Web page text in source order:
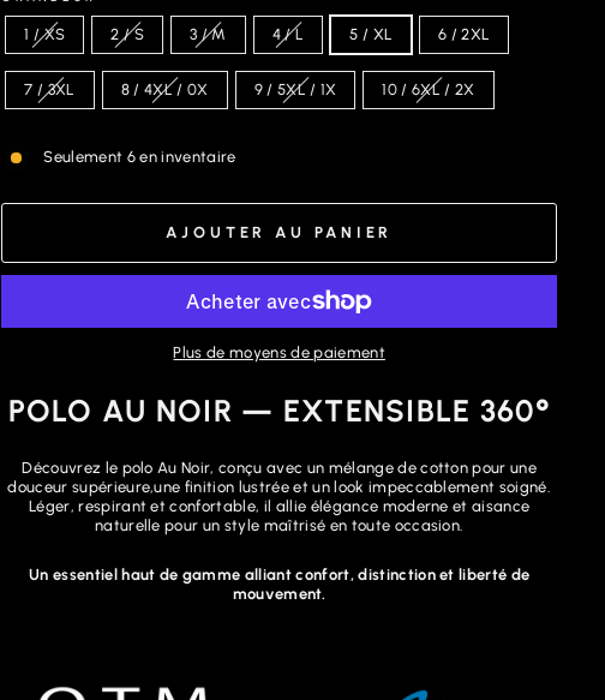
1 / XS 2 / S 3 / M 4 / L 5 / XL 6 / 2XL
7 / 3XL 8 / 4XL / 0X 9 / 5XL / 1X 10 / 6XL / 2X
Seulement 6 en inventaire
AJOUTER AU PANIER
Plus de moyens de paiement
POLO AU NOIR — EXTENSIBLE 360°
Découvrez le polo Au Noir, conçu avec un mélange de cotton pour une
douceur supérieure,une finition lustrée et un look impeccablement soigné.
Léger, respirant et confortable, il allie élégance moderne et aisance
naturelle pour un style maîtrisé en toute occasion.
Un essentiel haut de gamme alliant confort, distinction et liberté de
mouvement.